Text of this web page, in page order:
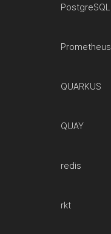
PostgreSQL
Prometheus
QUARKUS
QUAY
redis
rkt